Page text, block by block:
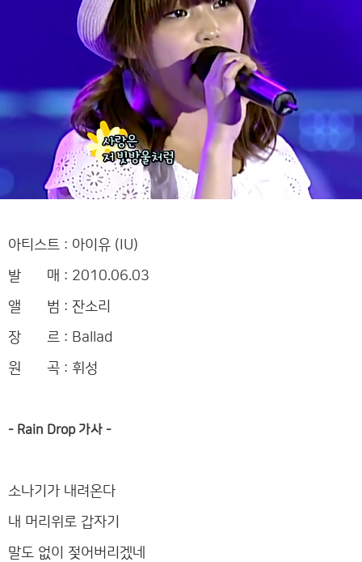
아티스트 : 아이유 (IU)
발 매 : 2010.06.03
앨 범 : 잔소리
장 르 : Ballad
원 곡 : 휘성
- Rain Drop 가사 -
소나기가 내려온다
내 머리위로 갑자기
말도 없이 젖어버리겠네